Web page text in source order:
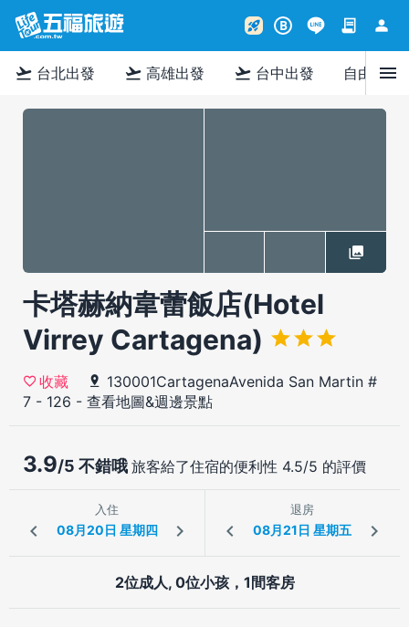
rocket_launch B contract person
flight_takeoff 台北出發 flight_takeoff 高雄出發 flight_takeoff 台中出發 自由行menu
卡塔赫納韋蕾飯店(Hotel
Virrey Cartagena)
收藏
130001CartagenaAvenida San Martin #
7 - 126 - 查看地圖&週邊景點
3.9/5 不錯哦 旅客給了住宿的便利性 4.5/5 的評價
入住 退房
2位成人, 0位小孩，1間客房